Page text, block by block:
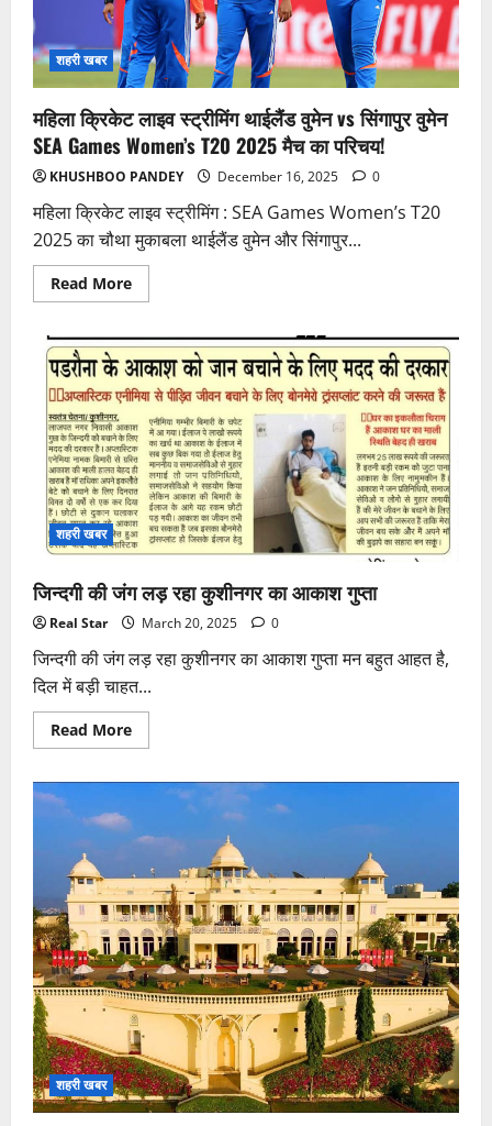
रैली:
जानिए
वजह
और
भविष्य
की
शहरी खबर
महिला क्रिकेट लाइव स्ट्रीमिंग थाईलैंड वुमेन vs सिंगापुर वुमेन
SEA Games Women’s T20 2025 मैच का परिचय!
KHUSHBOO PANDEY December 16, 2025 0
महिला क्रिकेट लाइव स्ट्रीमिंग : SEA Games Women’s T20
2025 का चौथा मुकाबला थाईलैंड वुमेन और सिंगापुर...
Read MoreRead
more
क्रिकेट
लाइव
स्ट्रीमिंग
थाईलैंड
वुमेन
vs
सिंगापुर
वुमेन
SEA
Games
Women’s
T20
2025
मैच
का
शहरी खबर
जिन्दगी की जंग लड़ रहा कुशीनगर का आकाश गुप्ता
Real Star March 20, 2025 0
जिन्दगी की जंग लड़ रहा कुशीनगर का आकाश गुप्ता मन बहुत आहत है,
दिल में बड़ी चाहत...
Read MoreRead
more
की
लड़
रहा
आकाश
गुप्ता
शहरी खबर